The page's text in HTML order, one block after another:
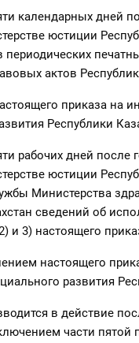
календарных дней
юстиции
периодических
актов
приказа на
Республики
рабочих дней после
юстиции
Министерства
сведений об
и 3) настоящего
настоящего
развития
в действие
части